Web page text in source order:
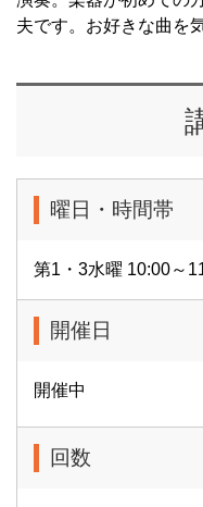
夫です。お好きな曲を
曜日・時間帯
第1・3水曜 10:00～
開催日
開催中
回数